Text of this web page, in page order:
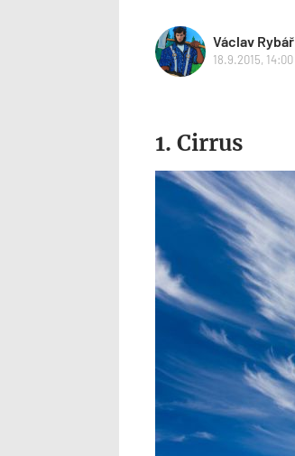
Václav Rybář
18.9.2015, 14:00
1. Cirrus